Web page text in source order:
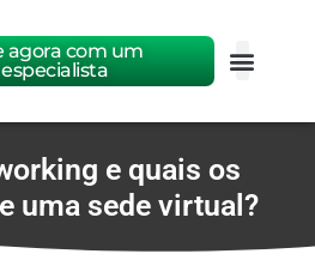
agora com um
especialista
e quais os
uma sede virtual?